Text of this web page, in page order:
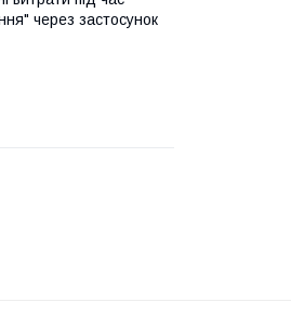
через застосунок